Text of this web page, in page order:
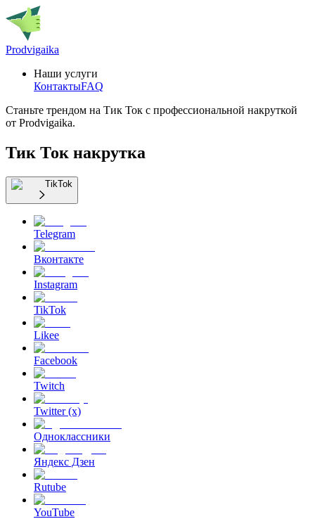
Prodvigaika
Наши услуги
КонтактыFAQ
Станьте трендом на Тик Ток с профессиональной накруткой
от Prodvigaika.
Тик Ток накрутка
TikTok
Telegram
Вконтакте
Instagram
TikTok
Likee
Facebook
Twitch
Twitter (x)
Одноклассники
Яндекс Дзен
Rutube
YouTube